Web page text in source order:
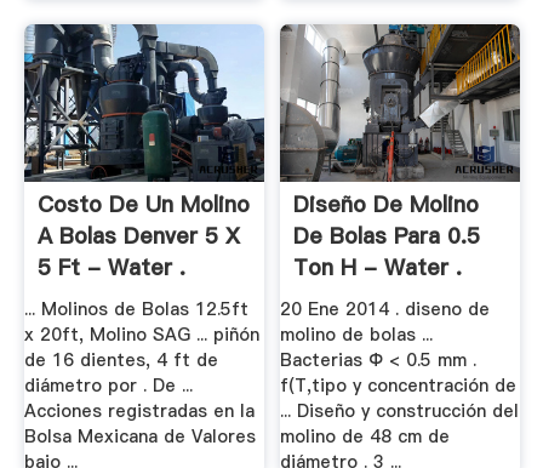
Costo De Un Molino
A Bolas Denver 5 X
5 Ft - Water .
... Molinos de Bolas 12.5ft
x 20ft, Molino SAG ... piñón
de 16 dientes, 4 ft de
diámetro por . De ...
Acciones registradas en la
Bolsa Mexicana de Valores
bajo ...
Diseño De Molino
De Bolas Para 0.5
Ton H - Water .
20 Ene 2014 . diseno de
molino de bolas ...
Bacterias Φ < 0.5 mm .
f(T,tipo y concentración de
... Diseño y construcción del
molino de 48 cm de
diámetro . 3 ...